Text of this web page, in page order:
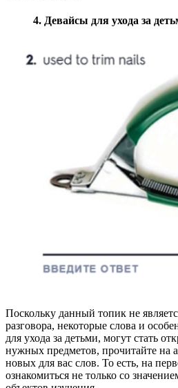
4. Девайсы для ухода за
Поскольку данный топик не
разговора, некоторые слова и
для ухода за детьми, могут стать
нужных предметов, прочитайте на
новых для вас слов. То есть, на
ознакомиться не только со